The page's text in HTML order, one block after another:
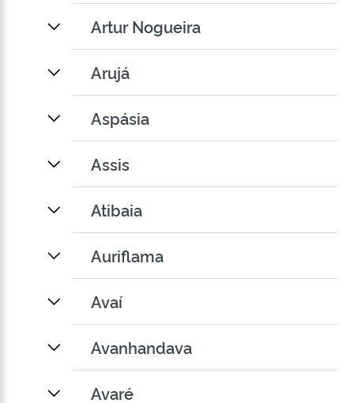
Artur Nogueira
Arujá
Aspásia
Assis
Atibaia
Auriflama
Avaí
Avanhandava
Avaré